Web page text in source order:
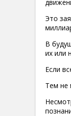
Это
В
их или
Если
Тем не